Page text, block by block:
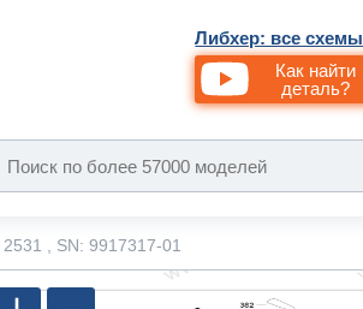
Либхер: все схемы
Как найти
деталь?
, SN: 9917317-01